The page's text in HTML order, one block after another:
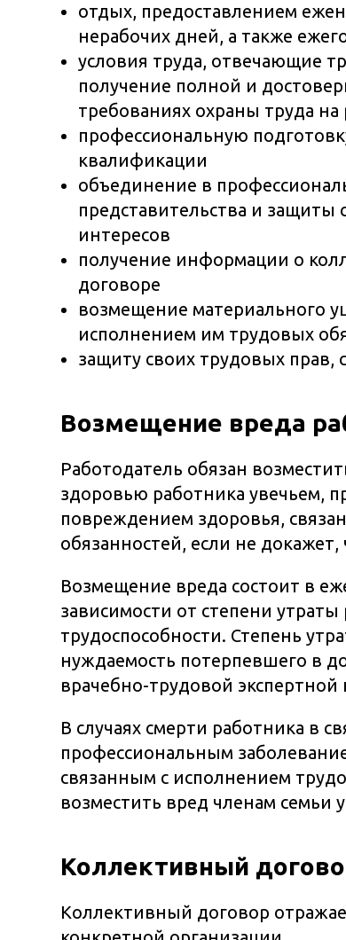
отдых, предоставлением
нерабочих дней, а также
условия труда, отвечающие
получение полной и
требованиях охраны труда на
профессиональную
квалификации
объединение в
представительства и защиты
интересов
получение информации о
договоре
возмещение материального
исполнением им трудовых
защиту своих трудовых прав,
Возмещение вреда
Работодатель обязан
здоровью работника увечьем,
повреждением здоровья,
обязанностей, если не
Возмещение вреда состоит в
зависимости от степени
трудоспособности. Степень
нуждаемость потерпевшего в
врачебно-трудовой
В случаях смерти работника в
профессиональным
связанным с исполнением
возместить вред членам семьи
Коллективный
Коллективный договор